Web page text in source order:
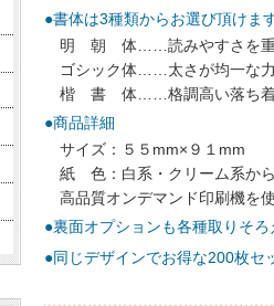
●書体は3種類からお選び頂けま
明 朝 体……読みやすさを重
ゴシック体……太さが均一な
楷 書 体……格調高い落ち着
●商品詳細
サイズ：５５mm×９１mm
紙 色：白系・クリーム系か
高品質オンデマンド印刷機を
●裏面オプションも各種取りそ
●同じデザインでお得な200枚セ